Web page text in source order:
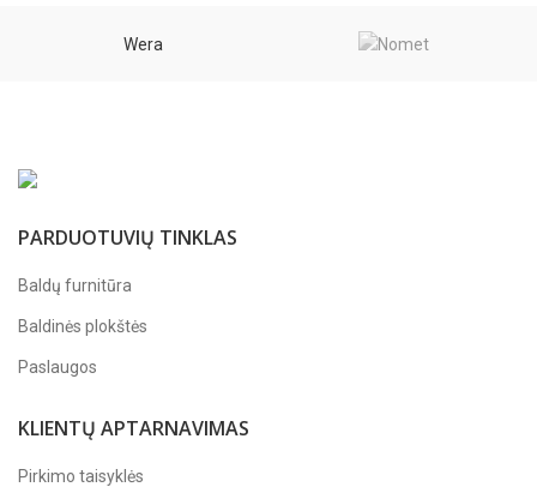
Wera
PARDUOTUVIŲ TINKLAS
Baldų furnitūra
Baldinės plokštės
Paslaugos
KLIENTŲ APTARNAVIMAS
Pirkimo taisyklės